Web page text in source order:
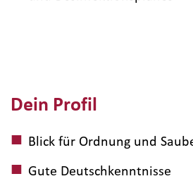
Dein Profil
Blick für Ordnung und
Gute Deutschkenntnisse